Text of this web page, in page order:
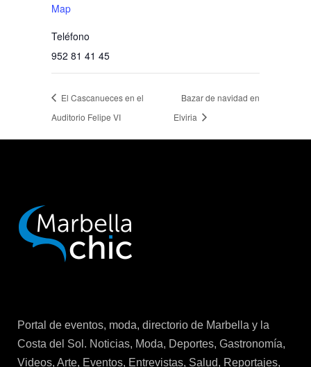
Map
Teléfono
952 81 41 45
El Cascanueces en el
Auditorio Felipe VI
Bazar de navidad en
Elviria
Portal de eventos, moda, directorio de Marbella y la
Costa del Sol. Noticias, Moda, Deportes, Gastronomía,
Videos, Arte, Eventos, Entrevistas, Salud, Reportajes,